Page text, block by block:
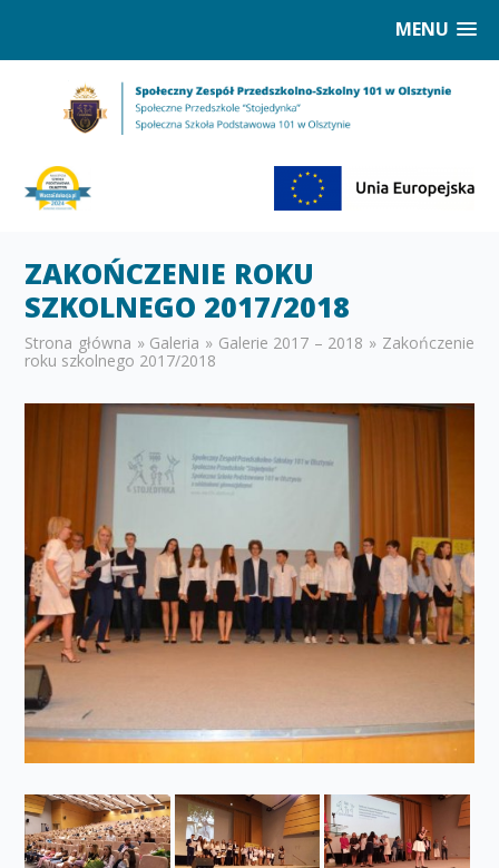
MENU
ZAKOŃCZENIE ROKU
SZKOLNEGO 2017/2018
Strona główna » Galeria » Galerie 2017 – 2018 » Zakończenie
roku szkolnego 2017/2018